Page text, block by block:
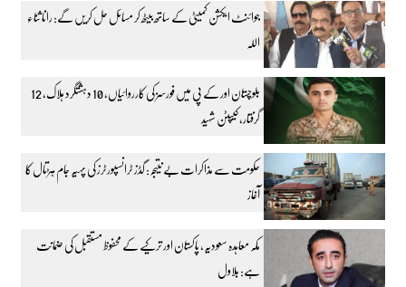
جوائنٹ ایکشن کمیٹی کے ساتھ بیٹھ کر مسائل حل کریں گے: رانا ثناء
اللہ
بلوچستان اور کے پی میں فورسز کی کارروائیاں، 10 دہشتگرد ہلاک، 12
گرفتار، کیپٹن شہید
حکومت سے مذاکرات بے نتیجہ: گڈز ٹرانسپورٹرز کی پہیہ جام ہڑتال کا
آغاز
مکہ معاہدہ سعودیہ، پاکستان اور ترکیے کے محفوظ مستقبل کی ضمانت
ہے: بلاول